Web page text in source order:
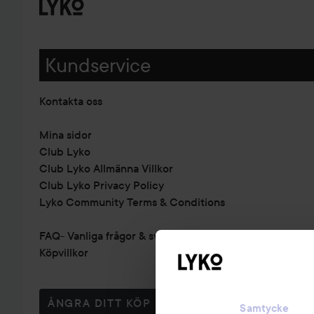
Samtycke
Kundservice
Kontakta oss
Mina sidor
Club Lyko
Club Lyko Allmänna Villkor
Club Lyko Privacy Policy
Lyko Community Terms & Conditions
FAQ- Vanliga frågor & svar
Köpvillkor
ÅNGRA DITT KÖP